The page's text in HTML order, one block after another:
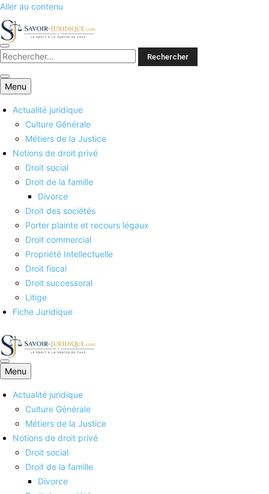
Aller au contenu
Savoirs juridiques
Menu
Actualité juridique
Culture Générale
Métiers de la Justice
Notions de droit privé
Droit social
Droit de la famille
Divorce
Droit des sociétés
Porter plainte et recours légaux
Droit commercial
Propriété Intellectuelle
Droit fiscal
Droit successoral
Litige
Fiche Juridique
Savoirs juridiques
Menu
Actualité juridique
Culture Générale
Métiers de la Justice
Notions de droit privé
Droit social
Droit de la famille
Divorce